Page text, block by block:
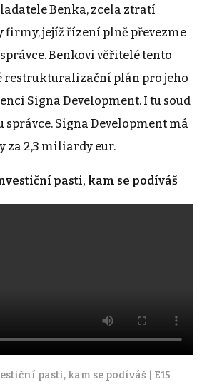
Benka, zcela ztratí
jejíž řízení plně převezme
Benkovi věřitelé tento
restrukturalizační plán pro jeho
Signa Development. I tu soud
správce. Signa Development má
za 2,3 miliardy eur.
pasti, kam se podíváš
pasti, kam se podíváš | E15